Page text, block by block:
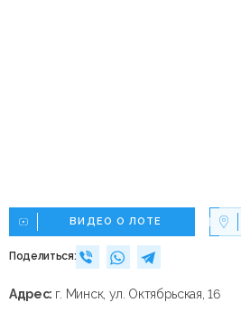
ВИДЕО О ЛОТЕ
Поделиться:
Адрес: г. Минск, ул. Октябрьская, 16